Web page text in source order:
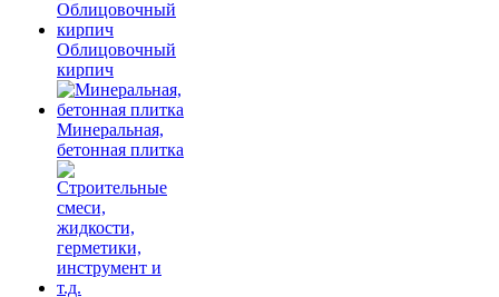
Облицовочный
кирпич
Минеральная,
бетонная плитка